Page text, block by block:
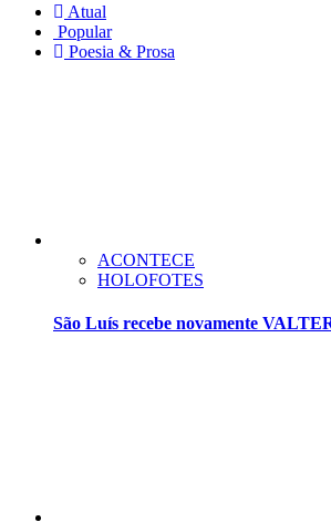
Atual
Popular
Poesia & Prosa
ACONTECE
HOLOFOTES
São Luís recebe novamente